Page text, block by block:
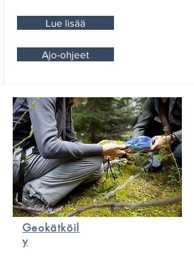
Lue lisää
Ajo-ohjeet
Geokätköil
y